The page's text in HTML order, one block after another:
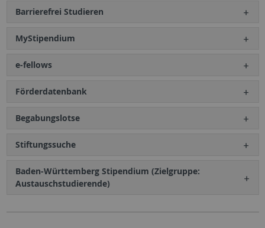
Barrierefrei Studieren
MyStipendium
e-fellows
Förderdatenbank
Begabungslotse
Stiftungssuche
Baden-Württemberg Stipendium (Zielgruppe:
Austauschstudierende)